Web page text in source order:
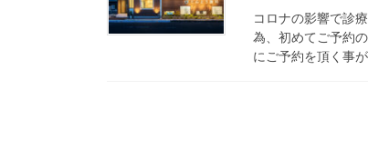
コロナの影響で診
為、初めてご予約
にご予約を頂く事